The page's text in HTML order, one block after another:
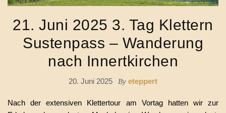
21. Juni 2025 3. Tag Klettern
Sustenpass – Wanderung
nach Innertkirchen
20. Juni 2025 By eteppert
Nach der extensiven Klettertour am Vortag hatten wir zur